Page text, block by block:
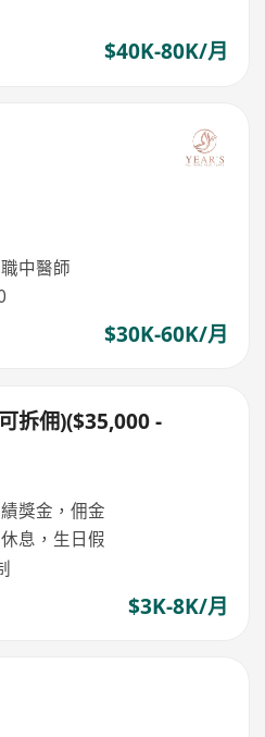
$40K-80K/月
中醫師
$30K-60K/月
拆佣)($35,000 -
獎金，佣金
息，生日假
$3K-8K/月